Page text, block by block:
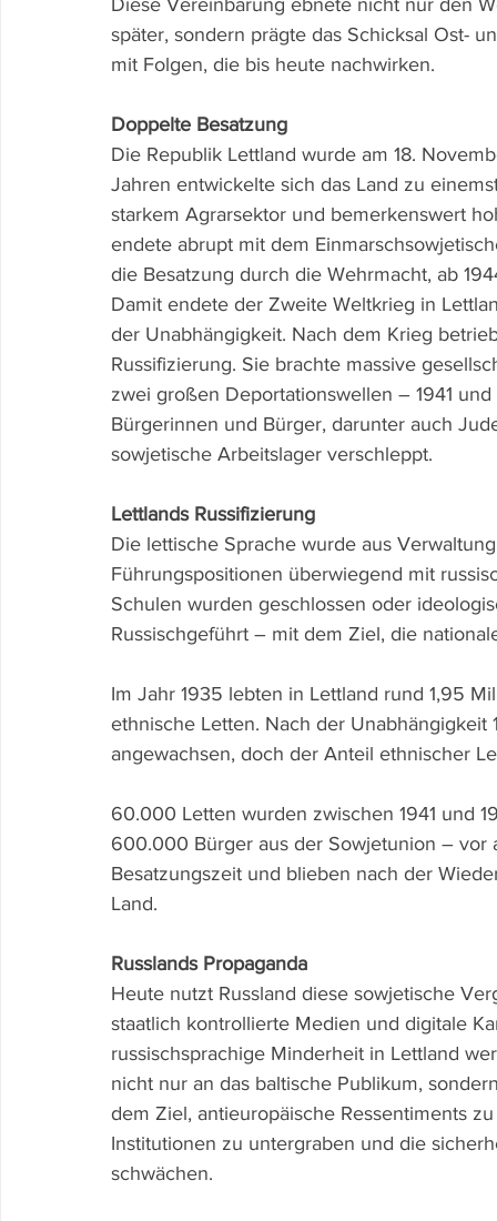
Diese Vereinbarung ebnete nicht nur den
später, sondern prägte das Schicksal Ost-
mit Folgen, die bis heute nachwirken.
Doppelte Besatzung
Die Republik Lettland wurde am 18.
Jahren entwickelte sich das Land zu
starkem Agrarsektor und bemerkenswert
endete abrupt mit dem
die Besatzung durch die Wehrmacht, ab
Damit endete der Zweite Weltkrieg in
der Unabhängigkeit. Nach dem Krieg
Russifizierung. Sie brachte massive
zwei großen Deportationswellen – 1941
Bürgerinnen und Bürger, darunter auch
sowjetische Arbeitslager verschleppt.
Lettlands Russifizierung
Die lettische Sprache wurde aus
Führungspositionen überwiegend mit
Schulen wurden geschlossen oder
Russischgeführt – mit dem Ziel, die
Im Jahr 1935 lebten in Lettland rund 1,95
ethnische Letten. Nach der
angewachsen, doch der Anteil ethnischer
60.000 Letten wurden zwischen 1941 und
600.000 Bürger aus der Sowjetunion –
Besatzungszeit und blieben nach der
Land.
Russlands Propaganda
Heute nutzt Russland diese sowjetische
staatlich kontrollierte Medien und digitale
russischsprachige Minderheit in Lettland
nicht nur an das baltische Publikum,
dem Ziel, antieuropäische Ressentiments
Institutionen zu untergraben und die
schwächen.